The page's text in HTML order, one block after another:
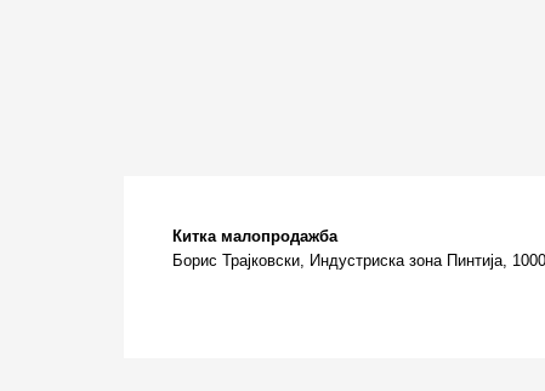
Китка малопродажба
Борис Трајковски, Индустриска зона Пинтија,